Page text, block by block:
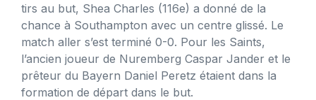
tirs au but, Shea Charles (116e) a donné de la
chance à Southampton avec un centre glissé. Le
match aller s’est terminé 0-0. Pour les Saints,
l’ancien joueur de Nuremberg Caspar Jander et le
prêteur du Bayern Daniel Peretz étaient dans la
formation de départ dans le but.